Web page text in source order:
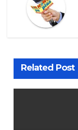
Related Post